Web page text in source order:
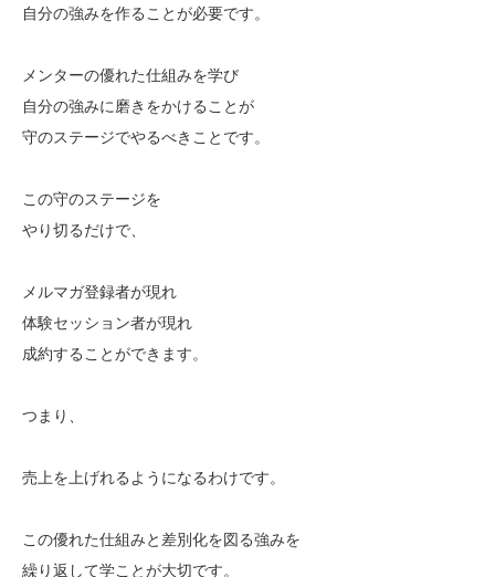
自分の強みを作ることが必要です。
メンターの優れた仕組みを学び
自分の強みに磨きをかけることが
守のステージでやるべきことです。
この守のステージを
やり切るだけで、
メルマガ登録者が現れ
体験セッション者が現れ
成約することができます。
つまり、
売上を上げれるようになるわけです。
この優れた仕組みと差別化を図る強みを
繰り返して学ことが大切です。